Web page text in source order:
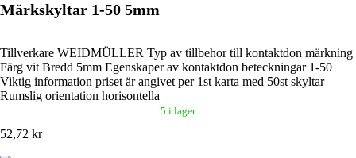
Märkskyltar 1-50 5mm
Tillverkare WEIDMÜLLER Typ av tillbehor till kontaktdon märkning
Färg vit Bredd 5mm Egenskaper av kontaktdon beteckningar 1-50
Viktig information priset är angivet per 1st karta med 50st skyltar
Rumslig orientation horisontella
5 i lager
52,72 kr